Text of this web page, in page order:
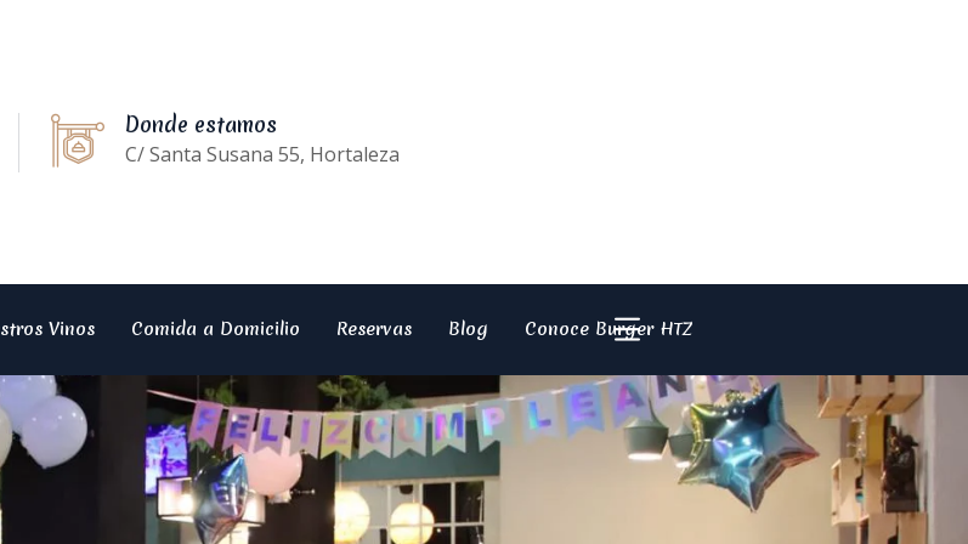
Donde estamos
C/ Santa Susana 55, Hortaleza
Vinos Comida a Domicilio Reservas Blog Conoce Burger HTZ